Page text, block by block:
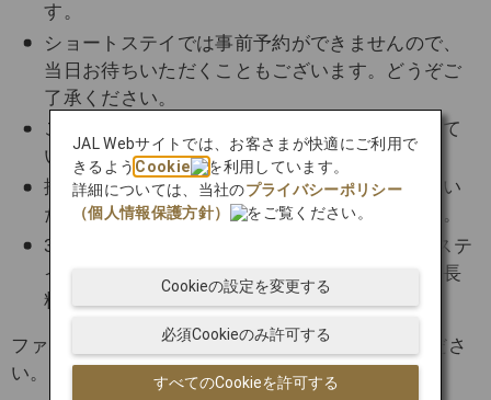
す。
ショートステイでは事前予約ができませんので、
当日お待ちいただくこともございます。どうぞご
了承ください。
ご提示いただいた搭乗券は、その場で回収させて
いただきます。
搭乗券をご提示いただけない場合には、ご利用い
ただけませんので、あらかじめご了承ください。
3時間以上のご利用の場合は、通常のショートステ
イ料金として1時間あたり1,000円（税込）の延長
料金がかかります。
ファーストクラスキャビンの詳細は以下をご覧くださ
い。
JAL Webサイトでは、お客さまが快適にご利用で
きるようCookie
を利用しています。
詳細については、当社のプライバシーポリシー
（個人情報保護方針）
をご覧ください。
すべてのCookieを許可する
必須Cookieのみ許可する
Cookieの設定を変更する